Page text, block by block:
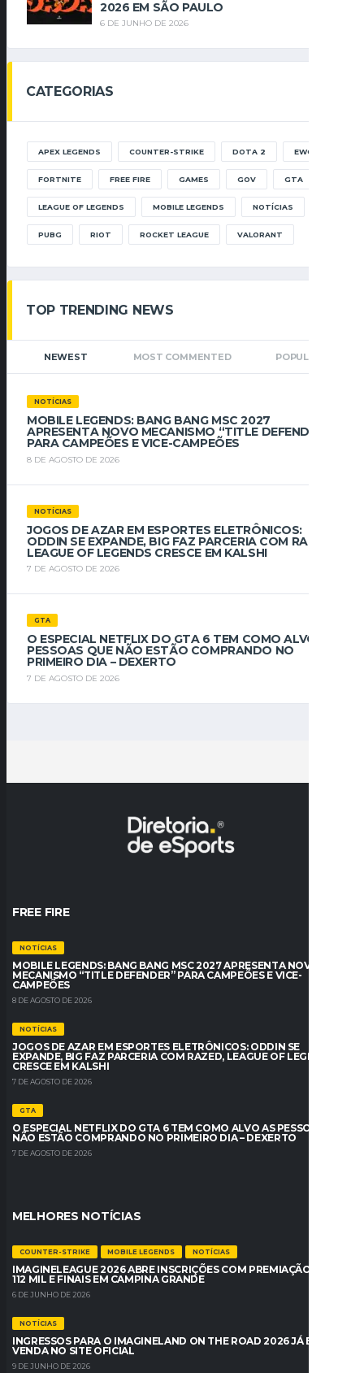
2026 EM SÃO PAULO
6 DE JUNHO DE 2026
CATEGORIAS
APEX LEGENDS COUNTER-STRIKE DOTA 2 EWC
FORTNITE FREE FIRE GAMES GOV GTA
LEAGUE OF LEGENDS MOBILE LEGENDS NOTÍCIAS
PUBG RIOT ROCKET LEAGUE VALORANT
TOP TRENDING NEWS
NEWEST MOST COMMENTED POPULAR
NOTÍCIAS
MOBILE LEGENDS: BANG BANG MSC 2027
APRESENTA NOVO MECANISMO “TITLE DEFENDER”
PARA CAMPEÕES E VICE-CAMPEÕES
8 DE AGOSTO DE 2026
NOTÍCIAS
JOGOS DE AZAR EM ESPORTES ELETRÔNICOS:
ODDIN SE EXPANDE, BIG FAZ PARCERIA COM RAZED,
LEAGUE OF LEGENDS CRESCE EM KALSHI
7 DE AGOSTO DE 2026
GTA
O ESPECIAL NETFLIX DO GTA 6 TEM COMO ALVO AS
PESSOAS QUE NÃO ESTÃO COMPRANDO NO
PRIMEIRO DIA – DEXERTO
7 DE AGOSTO DE 2026
FREE FIRE
NOTÍCIAS
MOBILE LEGENDS: BANG BANG MSC 2027 APRESENTA NOVO
MECANISMO “TITLE DEFENDER” PARA CAMPEÕES E VICE-
CAMPEÕES
8 DE AGOSTO DE 2026
NOTÍCIAS
JOGOS DE AZAR EM ESPORTES ELETRÔNICOS: ODDIN SE
EXPANDE, BIG FAZ PARCERIA COM RAZED, LEAGUE OF LEGENDS
CRESCE EM KALSHI
7 DE AGOSTO DE 2026
GTA
O ESPECIAL NETFLIX DO GTA 6 TEM COMO ALVO AS PESSOAS QUE
NÃO ESTÃO COMPRANDO NO PRIMEIRO DIA – DEXERTO
7 DE AGOSTO DE 2026
MELHORES NOTÍCIAS
COUNTER-STRIKE MOBILE LEGENDS NOTÍCIAS
IMAGINELEAGUE 2026 ABRE INSCRIÇÕES COM PREMIAÇÃO DE R$
112 MIL E FINAIS EM CAMPINA GRANDE
6 DE JUNHO DE 2026
NOTÍCIAS
INGRESSOS PARA O IMAGINELAND ON THE ROAD 2026 JÁ ESTÃO À
VENDA NO SITE OFICIAL
9 DE JUNHO DE 2026